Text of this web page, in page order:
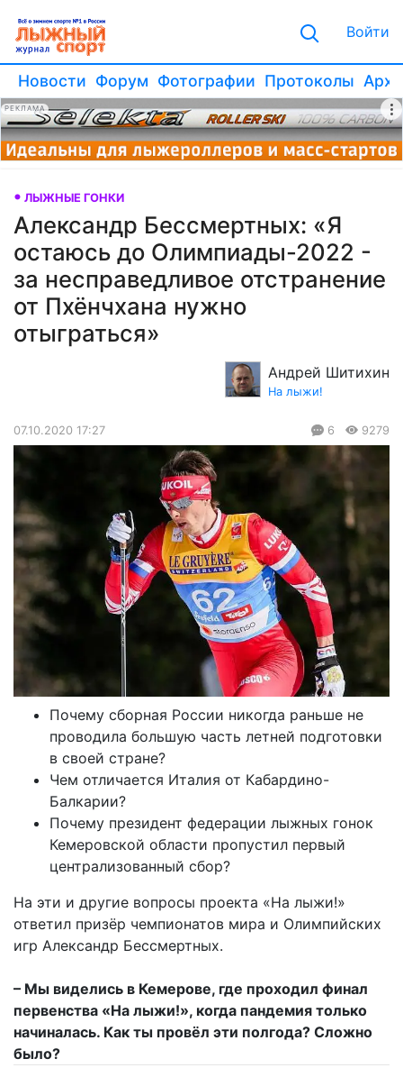
Войти
Новости Форум Фотографии Протоколы
РЕКЛАМА
ЛЫЖНЫЕ ГОНКИ
Александр Бессмертных: «Я
остаюсь до Олимпиады-2022 -
за несправедливое отстранение
от Пхёнчхана нужно
отыграться»
Андрей Шитихин
На лыжи!
07.10.2020 17:27 6 9279
Почему сборная России никогда раньше не
проводила большую часть летней подготовки
в своей стране?
Чем отличается Италия от Кабардино-
Балкарии?
Почему президент федерации лыжных гонок
Кемеровской области пропустил первый
централизованный сбор?
На эти и другие вопросы проекта «На лыжи!»
ответил призёр чемпионатов мира и Олимпийских
игр Александр Бессмертных.
– Мы виделись в Кемерове, где проходил финал
первенства «На лыжи!», когда пандемия только
начиналась. Как ты провёл эти полгода? Сложно
было?